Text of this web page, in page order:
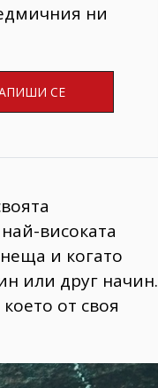
ни
високата
и когато
или друг начин.
от своя